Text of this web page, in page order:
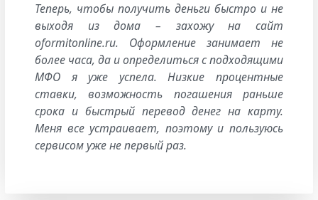
Теперь, чтобы получить деньги быстро и не
выходя из дома – захожу на сайт
oformitonline.ru. Оформление занимает не
более часа, да и определиться с подходящими
МФО я уже успела. Низкие процентные
ставки, возможность погашения раньше
срока и быстрый перевод денег на карту.
Меня все устраивает, поэтому и пользуюсь
сервисом уже не первый раз.